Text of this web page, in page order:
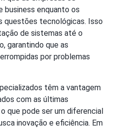
business enquanto os
questões tecnológicas. Isso
de sistemas até o
garantindo que as
por problemas
têm a vantagem
com as últimas
que pode ser um diferencial
inovação e eficiência. Em